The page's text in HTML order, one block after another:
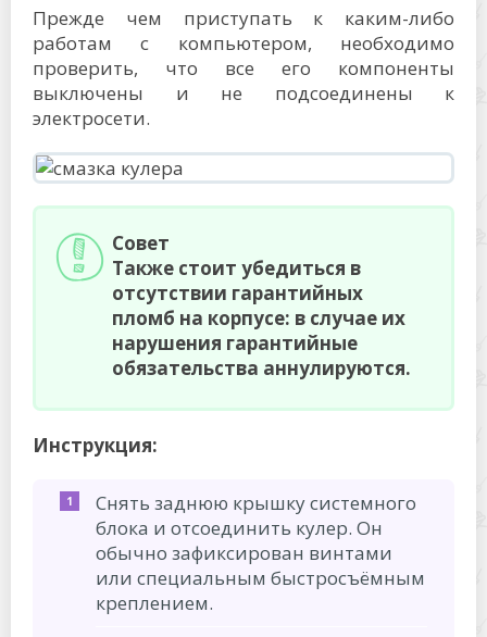
Прежде чем приступать к каким-либо
работам с компьютером, необходимо
проверить, что все его компоненты
выключены и не подсоединены к
электросети.
Совет
Также стоит убедиться в
отсутствии гарантийных
пломб на корпусе: в случае их
нарушения гарантийные
обязательства аннулируются.
Инструкция:
Снять заднюю крышку системного
блока и отсоединить кулер. Он
обычно зафиксирован винтами
или специальным быстросъёмным
креплением.